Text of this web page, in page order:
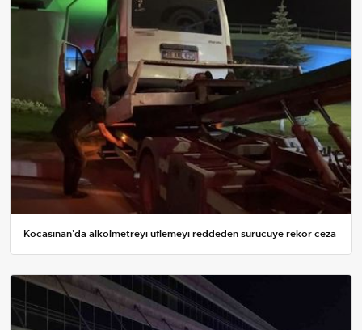
Kocasinan'da alkolmetreyi üflemeyi reddeden sürücüye rekor ceza